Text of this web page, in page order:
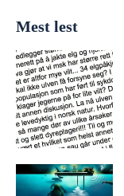
Mest lest